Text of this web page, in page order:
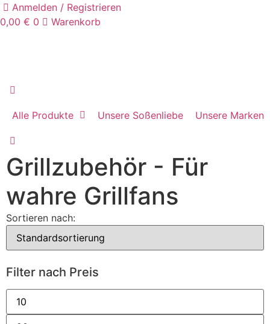
Anmelden / Registrieren
0,00 € 0 Warenkorb
Alle Produkte Unsere Soßenliebe Unsere Marken
Grillzubehör - Für
wahre Grillfans
Sortieren nach:
Filter nach Preis
Min.
Preis
Max.